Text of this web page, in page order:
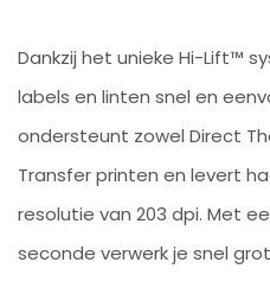
Dankzij het unieke Hi-Lift™
labels en linten snel en
ondersteunt zowel Direct
Transfer printen en levert
resolutie van 203 dpi. Met
seconde verwerk je snel